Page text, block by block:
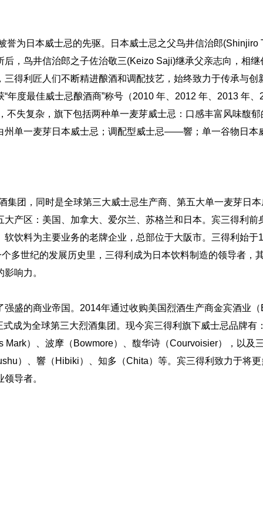
为日本威士忌的先驱。日本威士忌之父鸟井信治郎(Shinjiro
，鸟井信治郎之子佐治敬三(Keizo Saji)继承父亲志向，相继
得利匠人们不断精进酿酒和调配技艺，始终致力于传承与创
年度最佳威士忌酿酒商”称号（2010 年、2012 年、2013 年、
失复杂，旗下包括两种单一麦芽威士忌：口感丰富风味馥郁
州单一麦芽日本威士忌；调配型威士忌——響；单一谷物日本
集团，同时是全球第三大威士忌生产商、第五大单一麦芽日
产区：美国、加拿大、爱尔兰、苏格兰和日本。宾三得利前
饮料为主要业务的老牌企业，总部位于大阪市。三得利始于
多世纪的发展历史里，三得利成为日本饮料制造的领导者，
响力。
盛的商业帝国。2014年通过收购美国烈酒生产商金宾酒业（
成为全球第三大烈酒集团。现今宾三得利旗下威士忌品牌有
）、波摩（Bowmore）、馥华诗（Courvoisier），以及
）、響（Hibiki）、知多（Chita）等。宾三得利致力于将
导者。